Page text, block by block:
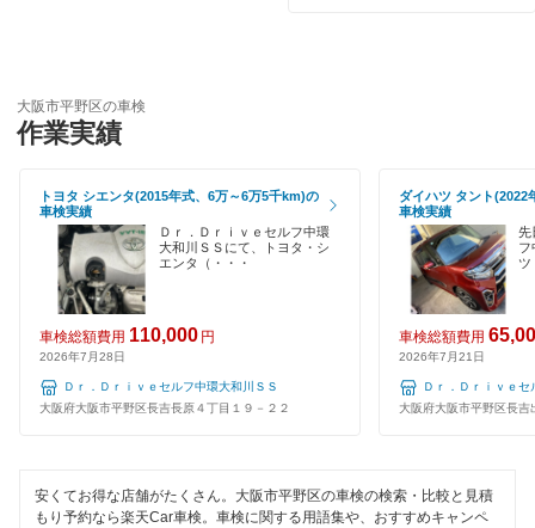
大阪市浪速区
大阪市西成区
大阪市西淀川区
大阪市東住吉区
大阪市東成区
大阪市東淀川区
大阪市港区
120分以内の車検
夜間受付
整備保証
大阪市平野区の車検
作業実績
トヨタ シエンタ(2015年式、6万～6万5千km)の
車検実績
Ｄｒ．Ｄｒｉｖｅセルフ中環
大和川ＳＳにて、トヨタ・シ
エンタ（・・・
車検総額費用 110,000 円
2026年7月28日
Ｄｒ．Ｄｒｉｖｅセルフ中環大和川ＳＳ
大阪府大阪市平野区長吉長原４丁目１９－２２
ダイハツ タント(2022
車検実績
先
フ
ツ
車検総額費用
2026年7月21日
Ｄｒ．Ｄｒｉｖｅセ
大阪府大阪市平野区長吉
安くてお得な店舗がたくさん。大阪市平野区の車検の検索・比較と見積
もり予約なら楽天Car車検。車検に関する用語集や、おすすめキャンペ